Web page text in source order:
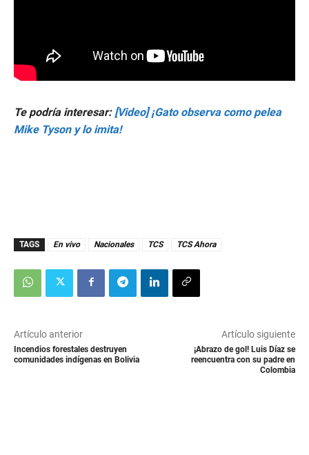
Te podría interesar: [Video] ¡Gato observa como pelea
Mike Tyson y lo imita!
TAGS En vivo Nacionales TCS TCS Ahora
Artículo anterior
Incendios forestales destruyen
comunidades indígenas en Bolivia
Artículo siguiente
¡Abrazo de gol! Luis Díaz se
reencuentra con su padre en
Colombia